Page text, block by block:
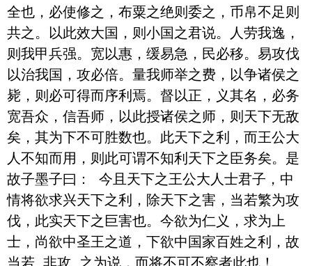
全也，必使修之，布粟之绝则委之，币帛不足则
共之。以此效大国，则小国之君说。人劳我逸，
则我甲兵强。宽以惠，缓易急，民必移。易攻伐
以治我国，攻必倍。量我师举之费，以争诸侯之
毙，则必可得而序利焉。督以正，义其名，必务
宽吾众，信吾师，以此授诸侯之师，则天下无敌
矣，其为下不可胜数也。此天下之利，而王公大
人不知而用，则此可谓不知利天下之臣务矣。是
故子墨子曰： 今且天下之王公大人士君子，中
情将欲求兴天下之利，除天下之害，当若繁为攻
伐，此实天下之巨害也。今欲为仁义，求为上
士，尚欲中圣王之道，下欲中国家百姓之利，故